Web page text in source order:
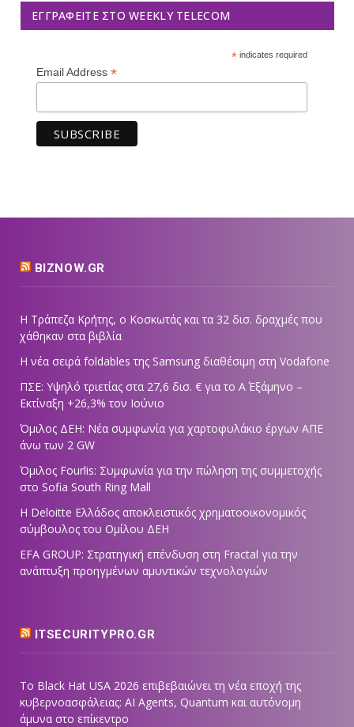
ΕΓΓΡΑΦΕΊΤΕ ΣΤΟ WEEKLY TELECOM
*indicates required
Email Address *
BIZNOW.GR
Η Τράπεζα Κρήτης, ο Κοσκωτάς και τα 32 δισ. δραχμές που
χάθηκαν στα βιβλία
Η νέα σειρά foldables της Samsung διαθέσιμη στη Vodafone
ΠΣΕ: Υψηλό τριετίας στα 27,6 δισ. € για το Α΄ Εξάμηνο –
Εκτίναξη +26,3% τον Ιούνιο
Όμιλος ΔΕΗ: Νέα συμφωνία για χαρτοφυλάκιο έργων ΑΠΕ
άνω των 2 GW
Όμιλος Fourlis: Συμφωνία για την πώληση της συμμετοχής
στο Sofia South Ring Mall
Η Deloitte Ελλάδος αποκλειστικός χρηματοοικονομικός
σύμβουλος του Ομίλου ΔΕΗ
EFA GROUP: Στρατηγική επένδυση στη Fractal για την
ανάπτυξη προηγμένων αμυντικών τεχνολογιών
ITSECURITYPRO.GR
Το Black Hat USA 2026 επιβεβαιώνει τη νέα εποχή της
κυβερνοασφάλειας: AI Agents, Quantum και αυτόνομη
άμυνα στο επίκεντρο